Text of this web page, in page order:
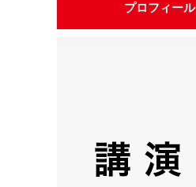
プロフィール